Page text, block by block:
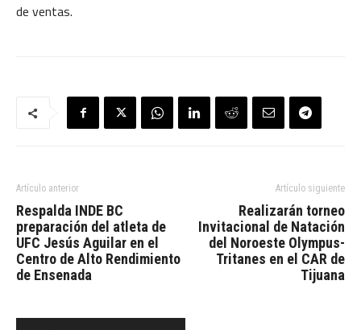
de ventas.
Artículo anterior
Respalda INDE BC
preparación del atleta de
UFC Jesús Aguilar en el
Centro de Alto Rendimiento
de Ensenada
Artículo siguiente
Realizarán torneo
Invitacional de Natación
del Noroeste Olympus-
Tritanes en el CAR de
Tijuana